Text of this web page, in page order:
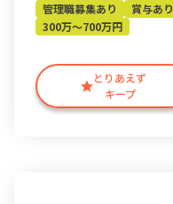
とりあえず
キープ
管理職募集あり
賞与あり
300万～700万円